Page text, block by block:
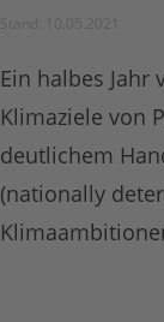
Ein halbes
Klimaziele von
deutlichem
(nationally